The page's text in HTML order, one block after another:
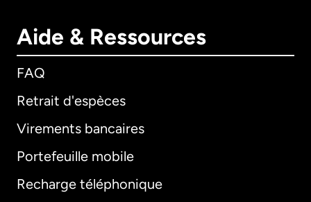
Aide & Ressources
FAQ
Retrait d'espèces
Virements bancaires
Portefeuille mobile
Recharge téléphonique